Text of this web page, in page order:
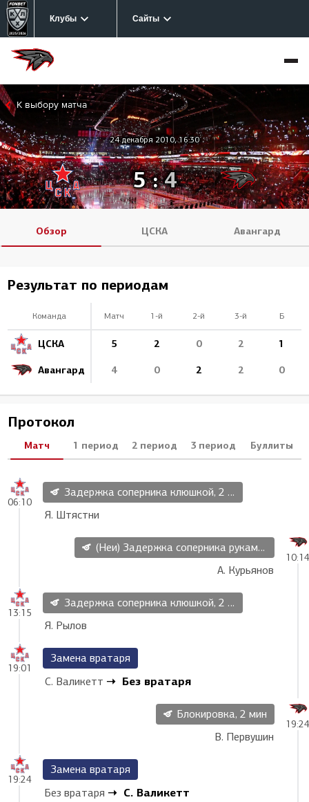
Клубы Сайты
К выбору матча
24 декабря 2010, 16:30
5:4
Обзор ЦСКА Авангард
Результат по периодам
Команда Матч 1-й 2-й 3-й Б
ЦСКА 5 2 0 2 1
Авангард 4 0 2 2 0
Протокол
Матч 1 период 2 период 3 период Буллиты
06:10
Задержка соперника клюшкой, 2 мин
Я. Штястни
10:14
(Неи) Задержка соперника руками, 2 мин
А. Курьянов
13:15
Задержка соперника клюшкой, 2 мин
Я. Рылов
19:01
Замена вратаря
С. Валикетт
Без вратаря
19:24
Блокировка, 2 мин
В. Первушин
19:24
Замена вратаря
Без вратаря
С. Валикетт